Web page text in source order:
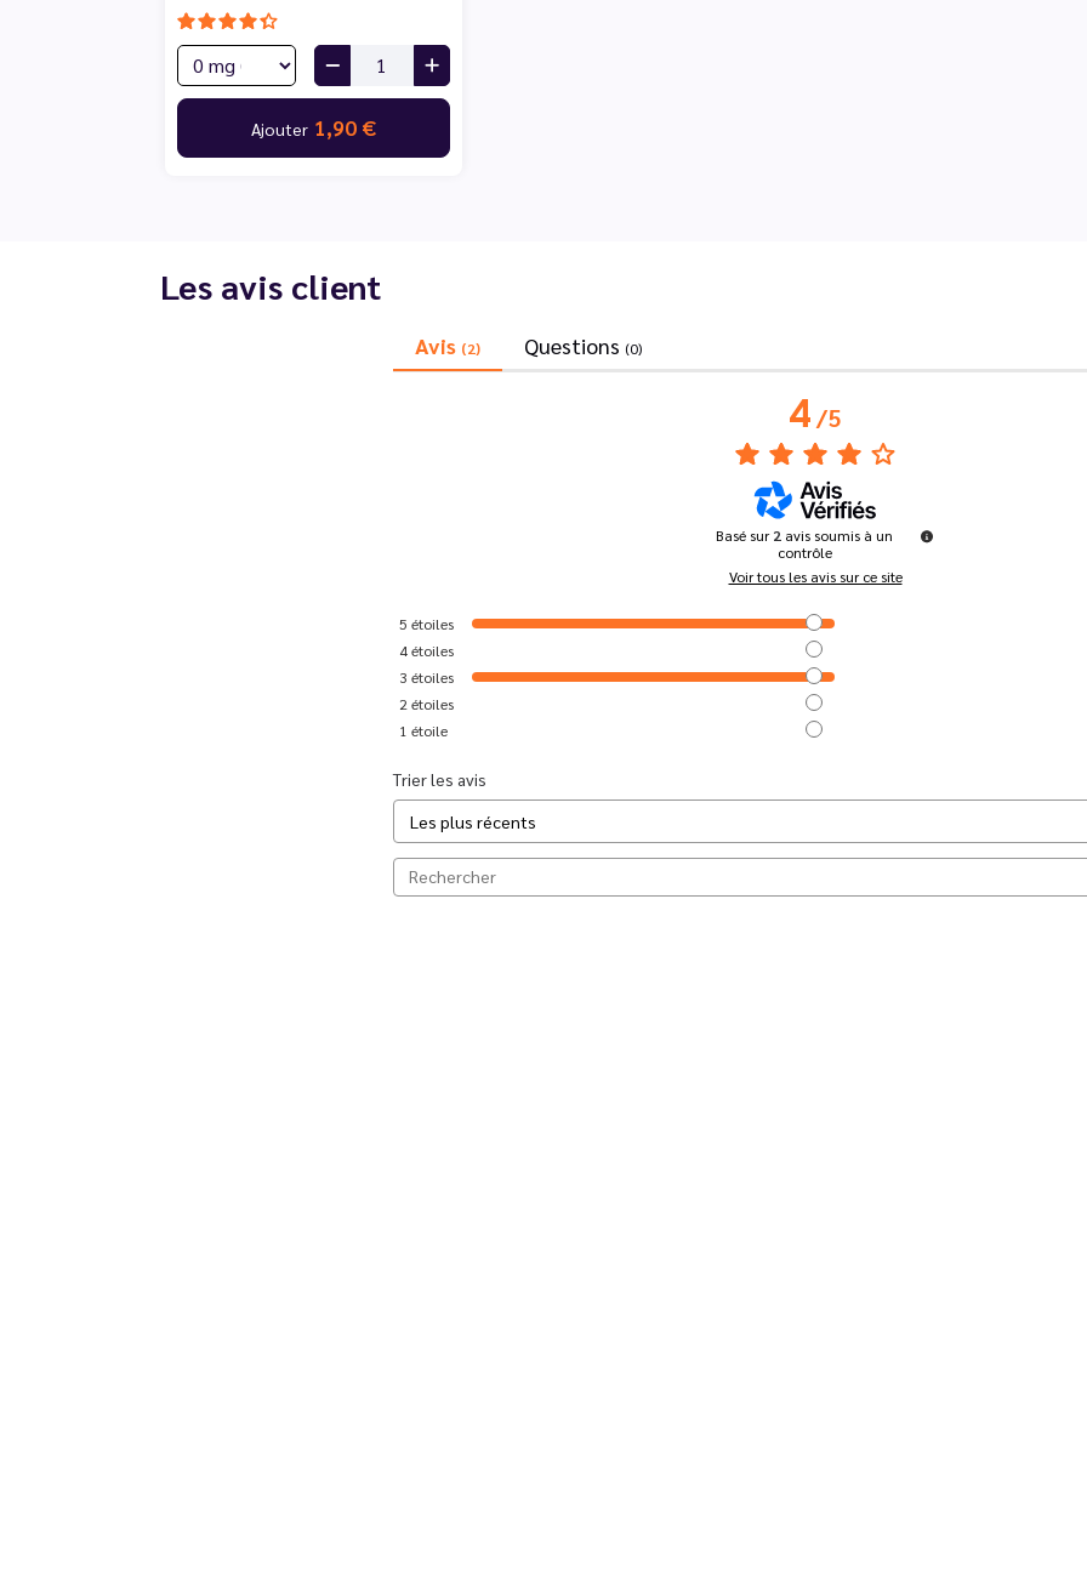
Ajouter 1,90 €
Les avis client
Avis (2) Questions (0)
4/5
Basé sur2 avis soumis à un
contrôle
Voir tous les avis sur ce site
5 étoiles
4étoiles
3 étoiles
2 étoiles
1 étoile
Trier les avis